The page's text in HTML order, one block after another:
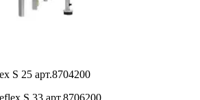
S 25 арт.8704200